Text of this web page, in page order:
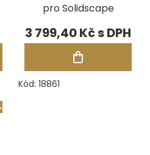
pro Solidscape
3 799,40 Kč
Kód: 18861